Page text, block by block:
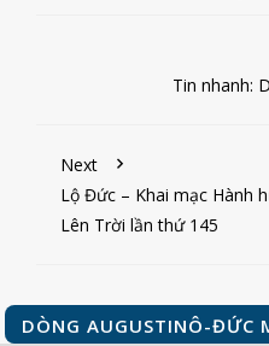
Tin nhanh:
Next
Lộ Đức – Khai mạc Hành
Lên Trời lần thứ 145
DÒNG AUGUSTINÔ-ĐỨC